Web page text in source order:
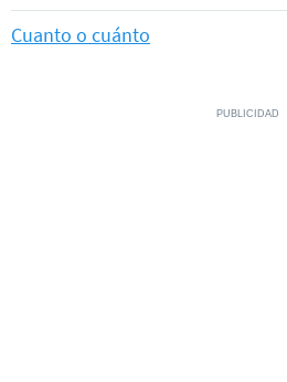
Cuanto o cuánto